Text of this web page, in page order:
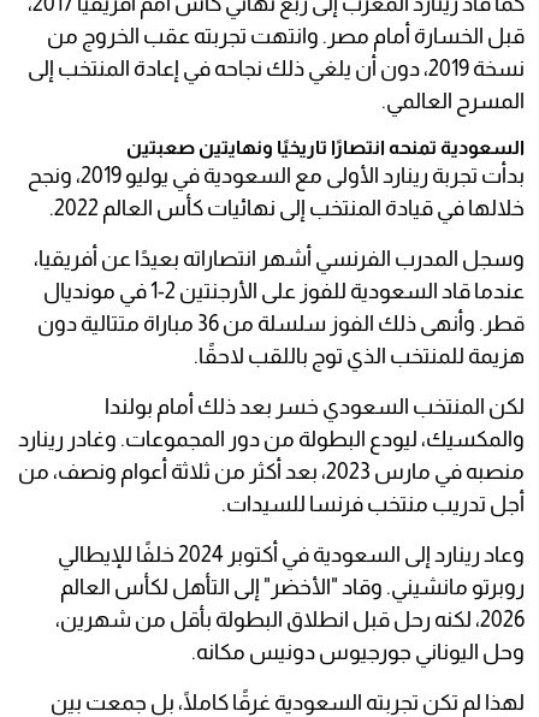
قبل الخسارة أمام مصر. وانتهت تجربته عقب الخروج من
نسخة 2019، دون أن يلغي ذلك نجاحه في إعادة المنتخب إلى
المسرح العالمي.
السعودية تمنحه انتصارًا تاريخيًا ونهايتين صعبتين
بدأت تجربة رينارد الأولى مع السعودية في يوليو 2019، ونجح
خلالها في قيادة المنتخب إلى نهائيات كأس العالم 2022.
وسجل المدرب الفرنسي أشهر انتصاراته بعيدًا عن أفريقيا،
عندما قاد السعودية للفوز على الأرجنتين 2-1 في مونديال
قطر. وأنهى ذلك الفوز سلسلة من 36 مباراة متتالية دون
هزيمة للمنتخب الذي توج باللقب لاحقًا.
لكن المنتخب السعودي خسر بعد ذلك أمام بولندا
والمكسيك، ليودع البطولة من دور المجموعات. وغادر رينارد
منصبه في مارس 2023، بعد أكثر من ثلاثة أعوام ونصف، من
أجل تدريب منتخب فرنسا للسيدات.
وعاد رينارد إلى السعودية في أكتوبر 2024 خلفًا للإيطالي
روبرتو مانشيني. وقاد "الأخضر" إلى التأهل لكأس العالم
2026، لكنه رحل قبل انطلاق البطولة بأقل من شهرين،
وحل اليوناني جورجيوس دونيس مكانه.
لهذا لم تكن تجربته السعودية غرقًا كاملًا، بل جمعت بين